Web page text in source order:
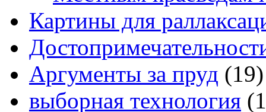
Картины для
Аргументы за пруд (19)
выборная технология